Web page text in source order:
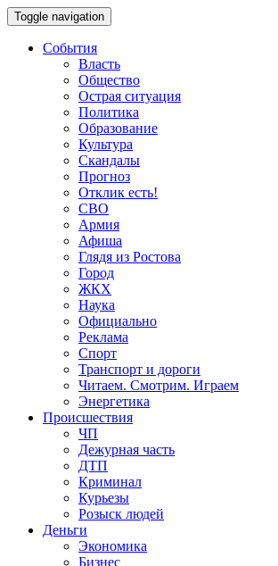
Toggle navigation
События
Власть
Общество
Острая ситуация
Политика
Образование
Культура
Скандалы
Прогноз
Отклик есть!
СВО
Армия
Афиша
Глядя из Ростова
Город
ЖКХ
Наука
Официально
Реклама
Спорт
Транспорт и дороги
Читаем. Смотрим. Играем
Энергетика
Происшествия
ЧП
Дежурная часть
ДТП
Криминал
Курьезы
Розыск людей
Деньги
Экономика
Бизнес